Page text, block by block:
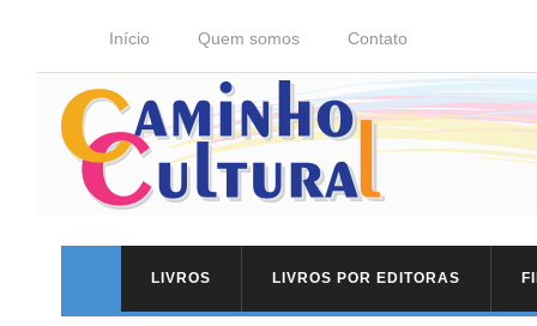
Início Quem somos Contato
LIVROS LIVROS POR EDITORAS